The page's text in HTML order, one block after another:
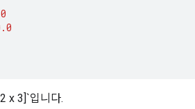
x 3]`입니다.